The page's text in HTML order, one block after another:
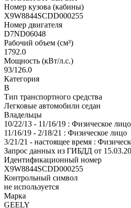
Номер кузова (кабины)
X9W8844SCDD000255
Номер двигателя
D7ND06048
Рабочий объем (см³)
1792.0
Мощность (кВт/л.с.)
93/126.0
Категория
В
Тип транспортного средства
Легковые автомобили седан
Владельцы
10/22/13 - 11/16/19 : Физическое лицо
11/16/19 - 2/18/21 : Физическое лицо
3/21/21 - настоящее время :
Запрос данных из ГИБДД от
Идентификационный номер
X9W8844SCDD000255
Контрольный символ
не используется
Марка
GEELY